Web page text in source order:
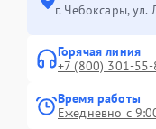
г. Чебоксары,
Горячая линия
+7 (800) 301-
Время работы
Ежедневно с